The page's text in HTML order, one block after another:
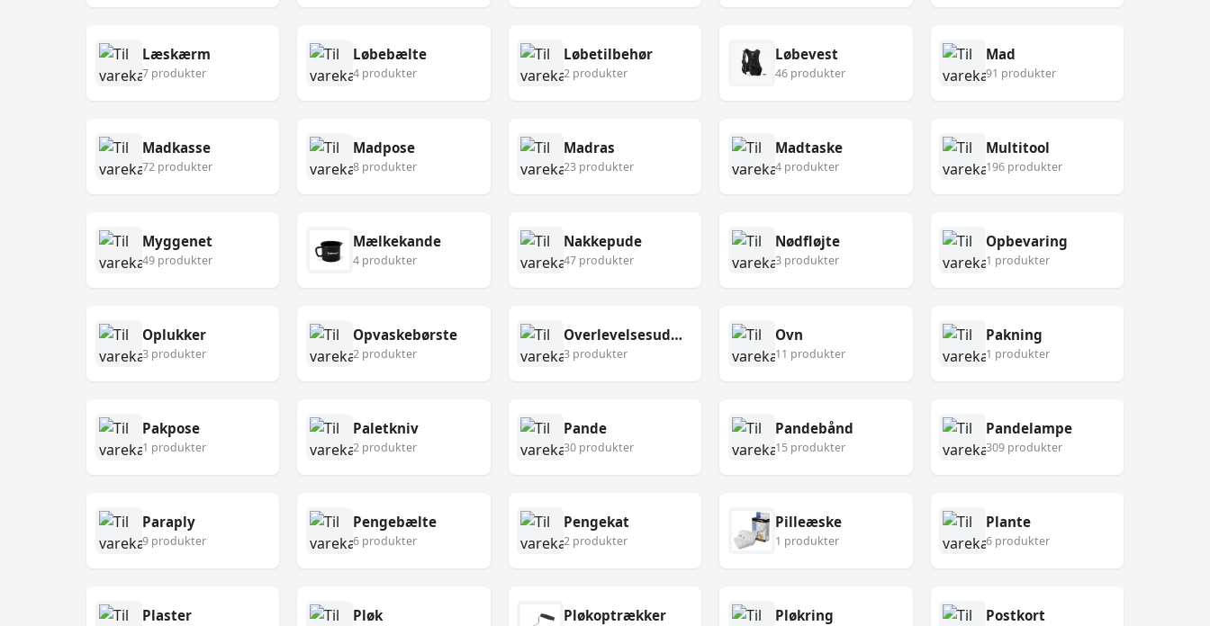
Læskærm
7 produkter
Løbebælte
4 produkter
Løbetilbehør
2 produkter
Løbevest
46 produkter
Mad
91 produkter
Madkasse
72 produkter
Madpose
8 produkter
Madras
23 produkter
Madtaske
4 produkter
Multitool
196 produkter
Myggenet
49 produkter
Mælkekande
4 produkter
Nakkepude
47 produkter
Nødfløjte
3 produkter
Opbevaring
1 produkter
Oplukker
3 produkter
Opvaskebørste
2 produkter
Overlevelsesudstyr
3 produkter
Ovn
11 produkter
Pakning
1 produkter
Pakpose
1 produkter
Paletkniv
2 produkter
Pande
30 produkter
Pandebånd
15 produkter
Pandelampe
309 produkter
Paraply
9 produkter
Pengebælte
6 produkter
Pengekat
2 produkter
Pilleæske
1 produkter
Plante
6 produkter
Plaster Pløk Pløkoptrækker Pløkring Postkort